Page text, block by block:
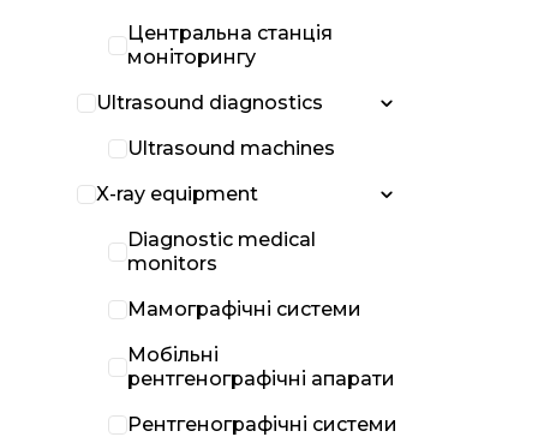
Центральна станція
моніторингу
Ultrasound diagnostics
Ultrasound machines
X-ray equipment
Diagnostic medical
monitors
Мамографічні системи
Мобільні
рентгенографічні апарати
Рентгенографічні системи